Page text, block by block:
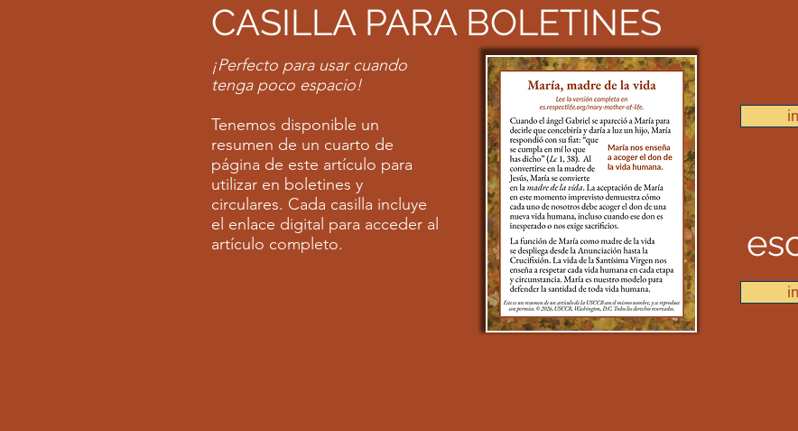
CASILLA PARA BOLETINES
¡Perfecto para usar cuando
tenga poco espacio!
Tenemos disponible un
resumen de un cuarto de
página de este artículo para
utilizar en boletines y
circulares. Cada casilla incluye
el enlace digital para acceder al
artículo completo.